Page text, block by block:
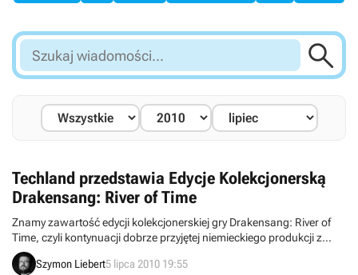
Szukaj
wiadomości...

Techland przedstawia Edycje Kolekcjonerską
Drakensang: River of Time
Znamy zawartość edycji kolekcjonerskiej gry Drakensang: River of
Time, czyli kontynuacji dobrze przyjętej niemieckiego produkcji z
gatunku cRPG. Techland, polski dystrybutor tytułu, przekonuje, że
będzie to jedno z największych wydawnictw tego typu w tym roku.
Szymon Liebert5 lipca 2010 19:55